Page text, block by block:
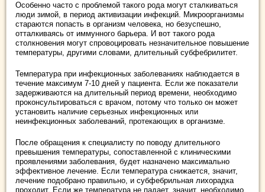
Особенно часто с проблемой такого рода могут сталкиваться
люди зимой, в период активизации инфекций. Микроорганизмы
стараются попасть в организм человека, но безуспешно,
отталкиваясь от иммунного барьера. И вот такого рода
столкновения могут спровоцировать незначительное повышение
температуры, другими словами, длительный субфебрилитет.
Температура при инфекционных заболеваниях наблюдается в
течение максимум 7-10 дней у пациента. Если же показатели
задерживаются на длительный период времени, необходимо
проконсультироваться с врачом, потому что только он может
установить наличие серьезных инфекционных или
неинфекционных заболеваний, протекающих в организме.
После обращения к специалисту по поводу длительного
превышения температуры, сопоставленной с клиническими
проявлениями заболевания, будет назначено максимально
эффективное лечение. Если температура снижается, значит,
лечение подобрано правильно, и субфебрильная лихорадка
проходит. Если же температура не падает, значит, необходимо